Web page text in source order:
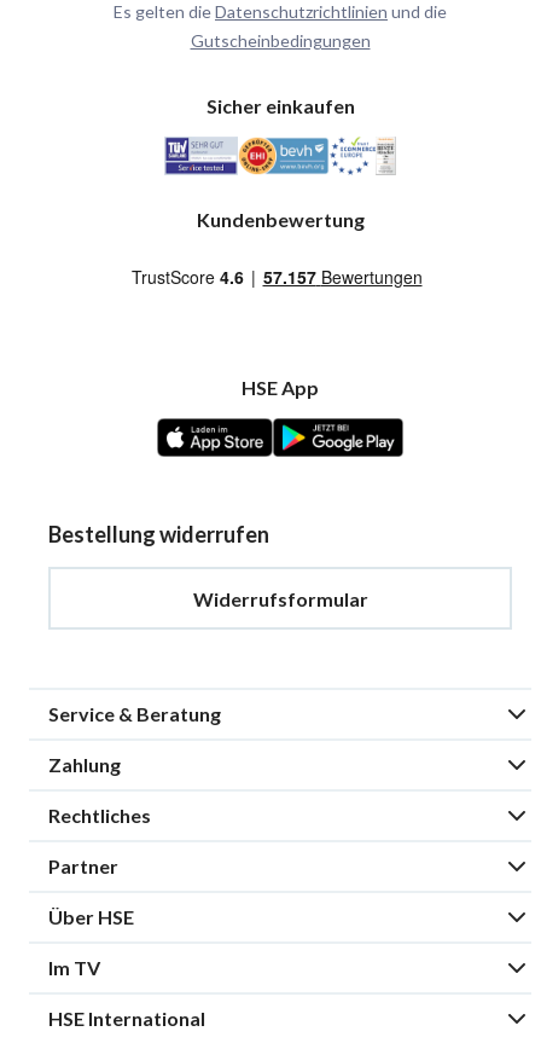
Es gelten dieDatenschutzrichtlinien und die
Gutscheinbedingungen
Sicher einkaufen
Kundenbewertung
HSE App
Bestellung widerrufen
Widerrufsformular
Service & Beratung
Zahlung
Rechtliches
Partner
Über HSE
Im TV
HSE International